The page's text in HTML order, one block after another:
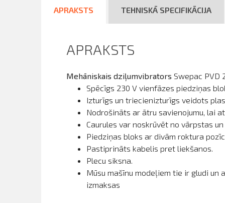
APRAKSTS TEHNISKĀ SPECIFIKĀCIJA
APRAKSTS
Mehāniskais dziļumvibrators Swepac PVD
Spēcīgs 230 V vienfāzes piedziņas
Izturīgs un triecienizturīgs veidots
Nodrošināts ar ātru savienojumu, lai
Caurules var noskrūvēt no vārpstas
Piedziņas bloks ar divām roktura
Pastiprināts kabelis pret liekšanos.
Plecu siksna.
Mūsu mašīnu modeļiem tie ir gludi un
izmaksas